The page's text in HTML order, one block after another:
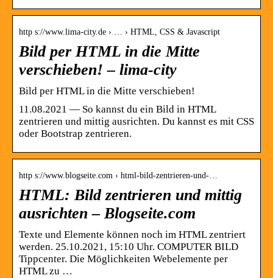
http s://www.lima-city.de › … › HTML, CSS & Javascript
Bild per HTML in die Mitte
verschieben! – lima-city
Bild per HTML in die Mitte verschieben!
11.08.2021 — So kannst du ein Bild in HTML
zentrieren und mittig ausrichten. Du kannst es mit CSS
oder Bootstrap zentrieren.
http s://www.blogseite.com › html-bild-zentrieren-und-…
HTML: Bild zentrieren und mittig
ausrichten – Blogseite.com
Texte und Elemente können noch im HTML zentriert
werden. 25.10.2021, 15:10 Uhr. COMPUTER BILD
Tippcenter. Die Möglichkeiten Webelemente per
HTML zu …